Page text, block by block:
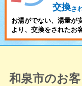
交換さ
お湯がでない、湯量が
より、交換をされたお
和泉市のお